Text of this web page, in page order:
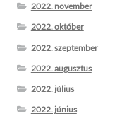
2022. november
2022. október
2022. szeptember
2022. augusztus
2022. július
2022. június